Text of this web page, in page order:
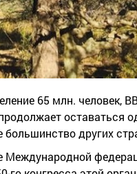
65 млн. человек,
оставаться
других